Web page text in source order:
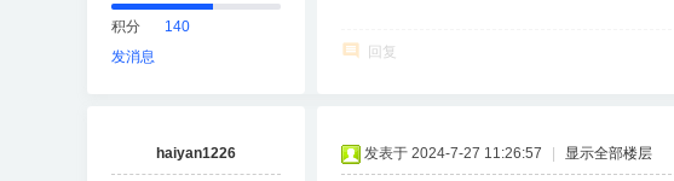
积分
140
发消息
回复
haiyan1226 发表于 2024-7-27 11:26:57 显示全部楼层